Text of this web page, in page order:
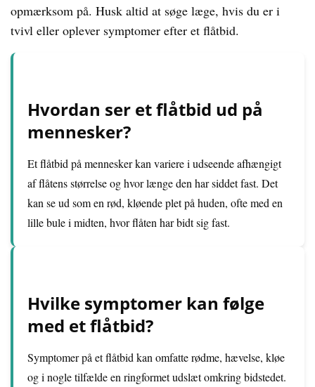
opmærksom på. Husk altid at søge læge, hvis du er i
tvivl eller oplever symptomer efter et flåtbid.
Hvordan ser et flåtbid ud på
mennesker?
Et flåtbid på mennesker kan variere i udseende afhængigt
af flåtens størrelse og hvor længe den har siddet fast. Det
kan se ud som en rød, kløende plet på huden, ofte med en
lille bule i midten, hvor flåten har bidt sig fast.
Hvilke symptomer kan følge
med et flåtbid?
Symptomer på et flåtbid kan omfatte rødme, hævelse, kløe
og i nogle tilfælde en ringformet udslæt omkring bidstedet.